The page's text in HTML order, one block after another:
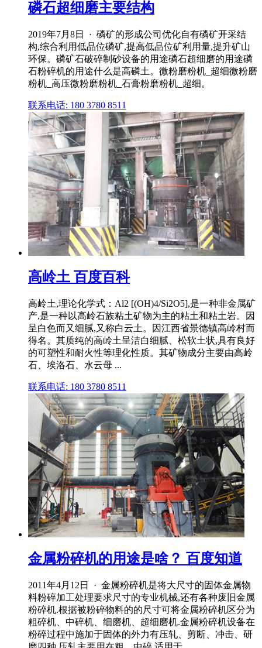
磷石超细磨主要结构
2019年7月8日 · 磷矿的形成公司优化自有磷矿开采结
构,综合利用低品位磷矿,提高低品位矿利用量,提升矿山
环保。磷矿石破碎制砂设备的用途磷石超细磨的用途磷
石粉碎机的用途什么是高磷土。微粉磨粉机_超细微粉磨
粉机_高压微粉磨粉机_石膏粉磨粉机_超细。
联系电话: 180 3780 8511
高岭土 百度百科
高岭土,理论化学式：Al2 [(OH)4/Si2O5],是一种非金属矿
产,是一种以高岭石族粘土矿物为主的粘土和粘土岩。因
呈白色而又细腻,又称白云土。因江西省景德镇高岭村而
得名。其质纯的高岭土呈洁白细腻、松软土状,具有良好
的可塑性和耐火性等理化性质。其矿物成分主要由高岭
石、埃洛石、水云母 ...
联系电话: 180 3780 8511
金属粉碎机的用途是啥？ 百度知道
2011年4月12日 · 金属粉碎机是将大尺寸的固体金属物
料粉碎加工处理要求尺寸的专业机械,还有各种废旧金属
粉碎机.根据被粉碎物料的的尺寸可将金属粉碎机区分为
粗碎机、中碎机、细磨机、超细磨机.金属粉碎机设备在
粉碎过程中施加于固体的外力有压轧、剪断、冲击、研